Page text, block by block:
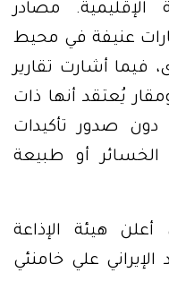
مصادر
عنيفة في محيط
فيما أشارت تقارير
يُعتقد أنها ذات
صدور تأكيدات
أو طبيعة
هيئة الإذاعة
الإيراني علي خامنئي